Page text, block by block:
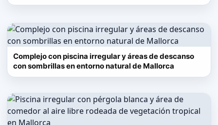
Complejo con piscina irregular y áreas de descanso
con sombrillas en entorno natural de Mallorca